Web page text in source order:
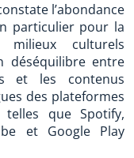
l’abondance
particulier pour la
milieux culturels
déséquilibre entre
et les contenus
des plateformes
que Spotify,
et Google Play